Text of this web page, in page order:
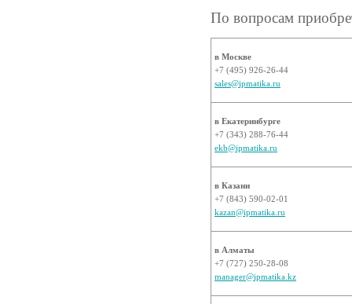
По вопросам
в Москве
+7 (495) 926-26-44
sales@ipmatika.ru
в Екатеринбурге
+7 (343) 288-76-44
ekb@ipmatika.ru
в Казани
+7 (843) 590-02-01
kazan@ipmatika.ru
в Алматы
+7 (727) 250-28-08
manager@ipmatika.kz